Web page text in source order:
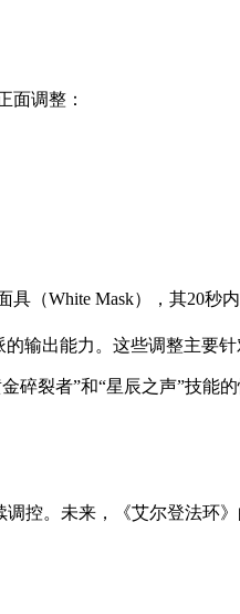
面调整：
（White Mask），其20秒
输出能力。这些调整主要针
碎裂者”和“星辰之声”技能
控。未来，《艾尔登法环